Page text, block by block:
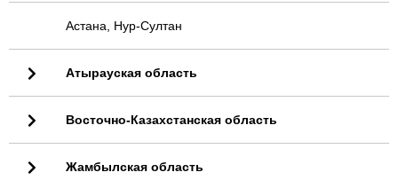
Астана, Нур-Султан
Атырауская область
Восточно-Казахстанская область
Жамбылская область